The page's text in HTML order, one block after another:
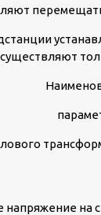
напряжение на